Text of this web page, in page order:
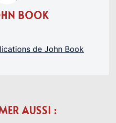
BOOK
de John Book
AUSSI :